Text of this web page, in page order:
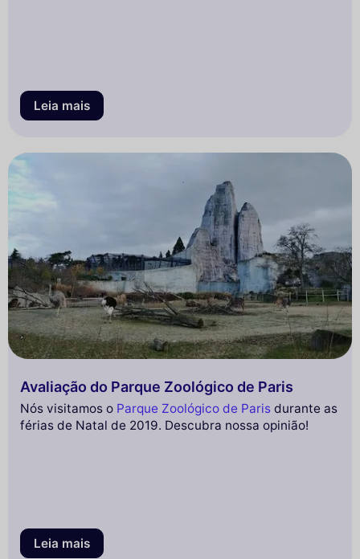
Leia mais
Avaliação do Parque Zoológico de Paris
Nós visitamos o Parque Zoológico de Paris durante as
férias de Natal de 2019. Descubra nossa opinião!
Leia mais